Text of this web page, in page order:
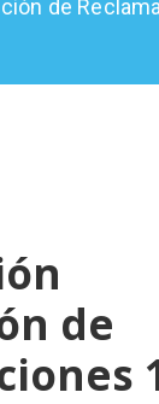
de
de